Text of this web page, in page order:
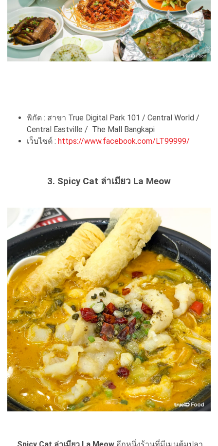
พิกัด : สาขา True Digital Park 101 / Central World /
Central Eastville / The Mall Bangkapi
เว็บไซต์ : https://www.facebook.com/LT99999/
3. Spicy Cat ล่าเมียว La Meow
Spicy Cat ล่าเมียว La Meow อีกหนึ่งร้านที่มีเมนูต้มปลา